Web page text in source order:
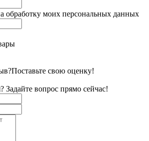
обработку моих персональных данных
Поставьте свою оценку!
Задайте вопрос прямо сейчас!